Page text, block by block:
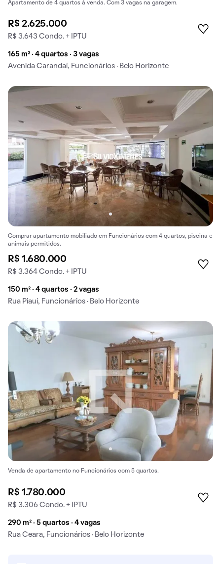
Apartamento de 4 quartos à venda. Com 3 vagas na garagem.
R$ 2.625.000
R$ 3.643 Condo. + IPTU
165 m² · 4 quartos · 3 vagas
Avenida Carandaí, Funcionários · Belo Horizonte
Comprar apartamento mobiliado em Funcionários com 4 quartos, piscina e
animais permitidos.
R$ 1.680.000
R$ 3.364 Condo. + IPTU
150 m² · 4 quartos · 2 vagas
Rua Piauí, Funcionários · Belo Horizonte
Venda de apartamento no Funcionários com 5 quartos.
R$ 1.780.000
R$ 3.306 Condo. + IPTU
290 m² · 5 quartos · 4 vagas
Rua Ceara, Funcionários · Belo Horizonte